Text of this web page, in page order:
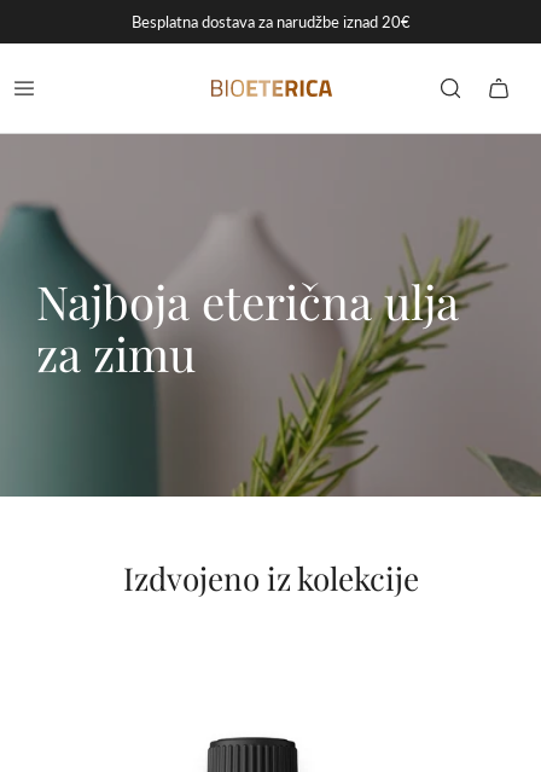
Besplatna dostava za narudžbe iznad 20€
Najboja eterična ulja
za zimu
Izdvojeno iz kolekcije